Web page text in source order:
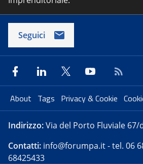
Seguici
About Tags Privacy & Cookie
Indirizzo:Via del Porto Fluviale 67/
Contatti: info@forumpa.it- tel. 06
68425433